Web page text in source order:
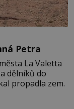
Petra
La Valetta
dělníků do
propadla zem.